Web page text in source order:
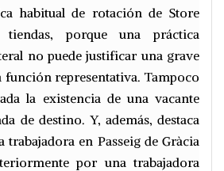
habitual de rotación de Store
tiendas, porque una práctica
no puede justificar una grave
función representativa. Tampoco
la existencia de una vacante
de destino. Y, además, destaca
trabajadora en Passeig de Gràcia
por una trabajadora